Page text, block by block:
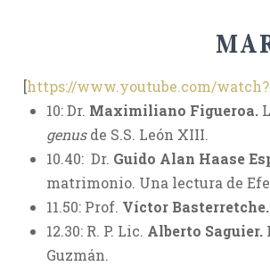
[https://www.youtube.com/
10: Dr. Maximiliano Figueroa.
genusde S.S. León XIII.
10.40: Dr. Guido Alan Haase
matrimonio. Una lectura de
11.50: Prof. Víctor Basterretche.
12.30: R. P. Lic. Alberto Saguier.
Guzmán.